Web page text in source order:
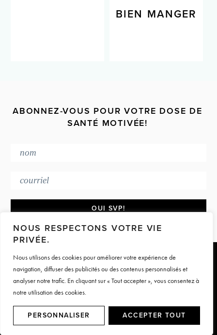
NOUS RESPECTONS VOTRE VIE
PRIVÉE.
Nous utilisons des cookies pour améliorer votre expérience de
navigation, diffuser des publicités ou des contenus personnalisés et
analyser notre trafic. En cliquant sur « Tout accepter », vous consentez à
notre utilisation des cookies.
PERSONNALISER ACCEPTER TOUT
BIEN MANGER
ABONNEZ-VOUS POUR VOTRE DOSE DE
SANTÉ MOTIVÉE!
Footer PRESSE & MÉDIAS
CONTACT
TERMES ET CONDITIONS
© Motive Nutrition 2026. Tous droits réservés | Site parLAG